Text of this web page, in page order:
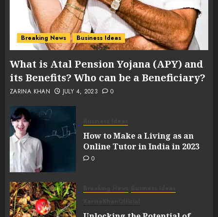
Breaking News Business Ideas
What is Atal Pension Yojana (APY) and
its Benefits? Who can be a Beneficiary?
ZARINA KHAN JULY 4, 2023 0
How to Make a Living as an
Online Tutor in India in 2023
0